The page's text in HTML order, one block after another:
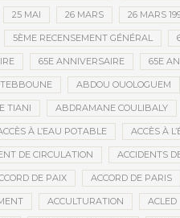
25 MAI 26 MARS 26 MARS
5ÈME RECENSEMENT GÉNÉRAL
65E ANNIVERSAIRE 65E
ABDOU OUOLOGUEM
TIANI ABDRAMANE COULIBALY
À L’EAU POTABLE ACCÈS À
DE CIRCULATION ACCIDENTS
DE PAIX ACCORD DE PARIS
ACCULTURATION ACLED